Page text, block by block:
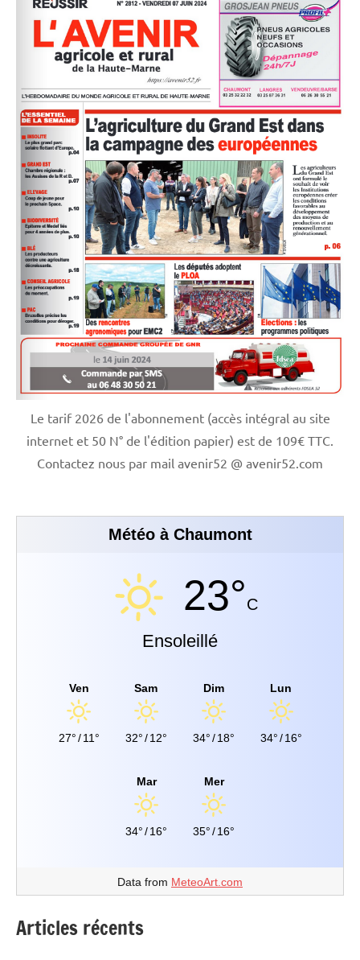
Le tarif 2026 de l'abonnement (accès intégral au site
internet et 50 N° de l'édition papier) est de 109€ TTC.
Contactez nous par mail avenir52 @ avenir52.com
Météo à Chaumont
23°C
Ensoleillé
Ven
27°/ 11°
Sam
32°/ 12°
Dim
34°/ 18°
Lun
34°/ 16°
Mar
34°/16°
Mer
35°/16°
Data from MeteoArt.com
Articles récents